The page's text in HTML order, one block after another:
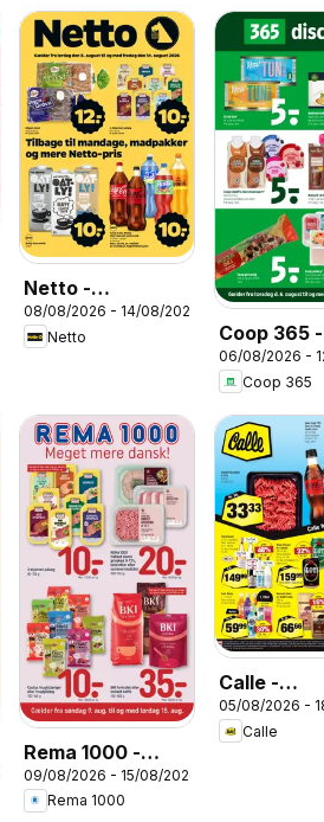
Netto -
Tilbudsavis uge
33
08/08/2026 - 14/08/2026
Netto
Coop 365 -
32
06/08/2026 -
Coop 365
Rema 1000 -
Tilbudsavis uge
33
09/08/2026 - 15/08/2026
Rema 1000
Calle -
05/08/2026 -
Calle